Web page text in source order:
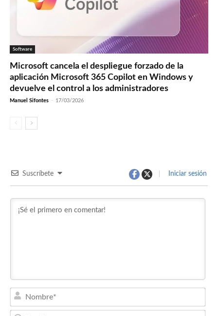
Software
Microsoft cancela el despliegue forzado de la
aplicación Microsoft 365 Copilot en Windows y
devuelve el control a los administradores
Manuel Sifontes - 17/03/2026
Suscríbete Iniciar sesión